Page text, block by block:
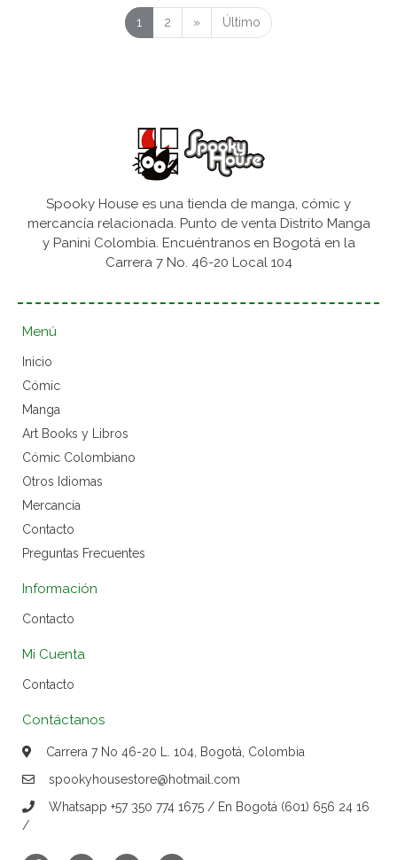
1 2 » Último
Spooky House es una tienda de manga, cómic y
mercancía relacionada. Punto de venta Distrito Manga
y Panini Colombia. Encuéntranos en Bogotá en la
Carrera 7 No. 46-20 Local 104
Menú
Inicio
Cómic
Manga
Art Books y Libros
Cómic Colombiano
Otros Idiomas
Mercancía
Contacto
Preguntas Frecuentes
Información
Contacto
Mi Cuenta
Contacto
Contáctanos
Carrera 7 No 46-20 L. 104, Bogotá, Colombia
spookyhousestore@hotmail.com
Whatsapp +57 350 774 1675 / En Bogotá (601) 656 24 16
/